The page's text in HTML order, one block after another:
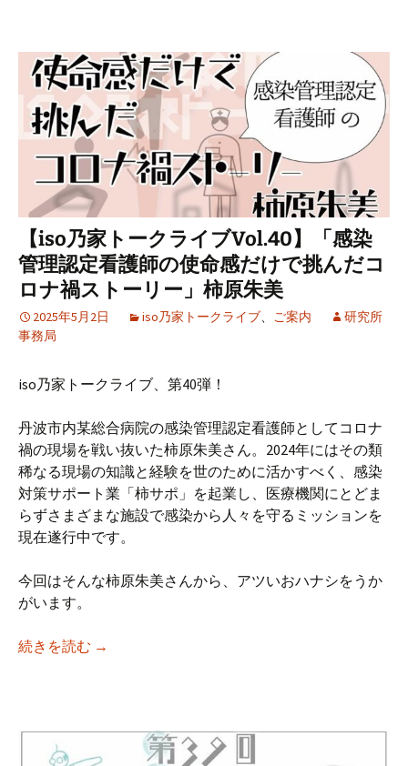
【iso乃家トークライブVol.40】「感染
管理認定看護師の使命感だけで挑んだコ
ロナ禍ストーリー」柿原朱美
2025年5月2日 iso乃家トークライブ、 ご案内
研究所
事務局
iso乃家トークライブ、第40弾！
丹波市内某総合病院の感染管理認定看護師としてコロナ
禍の現場を戦い抜いた柿原朱美さん。2024年にはその類
稀なる現場の知識と経験を世のために活かすべく、感染
対策サポート業「柿サポ」を起業し、医療機関にとどま
らずさまざまな施設で感染から人々を守るミッションを
現在遂行中です。
今回はそんな柿原朱美さんから、アツいおハナシをうか
がいます。
続きを読む 【iso乃家トークライブVol.40】「感染管理認
→